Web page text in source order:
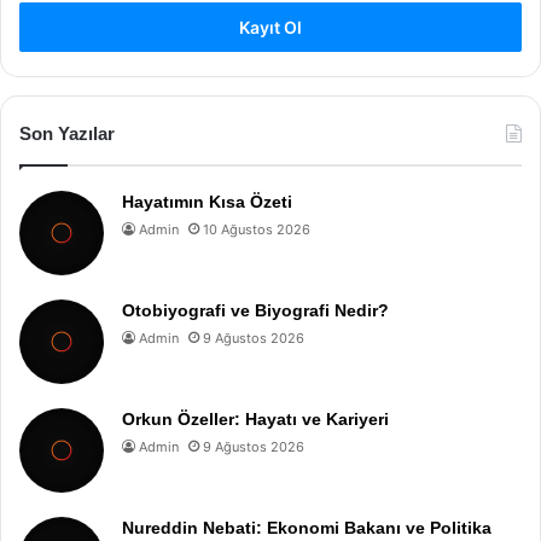
Kayıt Ol
Son Yazılar
Hayatımın Kısa Özeti
Admin 10 Ağustos 2026
Otobiyografi ve Biyografi Nedir?
Admin 9 Ağustos 2026
Orkun Özeller: Hayatı ve Kariyeri
Admin 9 Ağustos 2026
Nureddin Nebati: Ekonomi Bakanı ve Politika